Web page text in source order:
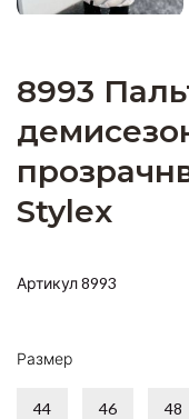
8993
Stylex
Артикул 8993
Размер
44 46 48